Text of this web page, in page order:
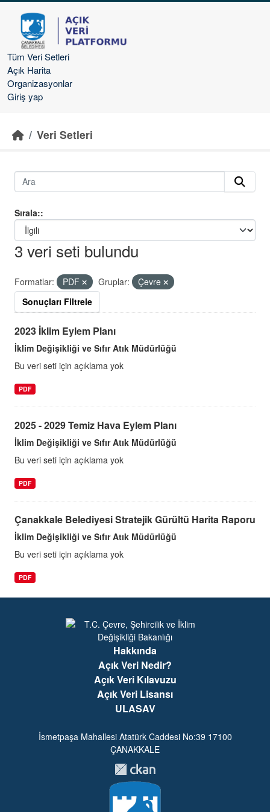
Ana içeriğe geç
Tüm Veri Setleri
Açık Harita
Organizasyonlar
Giriş yap
Veri Setleri
Sırala:
3 veri seti bulundu
Formatlar: PDF Gruplar:
Çevre
Sonuçları Filtrele
2023 İklim Eylem Planı
İklim Değişikliği ve Sıfır Atık Müdürlüğü
Bu veri seti için açıklama yok
PDF
2025 - 2029 Temiz Hava Eylem Planı
İklim Değişikliği ve Sıfır Atık Müdürlüğü
Bu veri seti için açıklama yok
PDF
Çanakkale Belediyesi Stratejik Gürültü Harita Raporu
İklim Değişikliği ve Sıfır Atık Müdürlüğü
Bu veri seti için açıklama yok
PDF
Hakkında
Açık Veri Nedir?
Açık Veri Kılavuzu
Açık Veri Lisansı
ULASAV
İsmetpaşa Mahallesi Atatürk Caddesi No:39 17100
ÇANAKKALE